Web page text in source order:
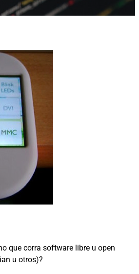
que corra software libre u open
u otros)?